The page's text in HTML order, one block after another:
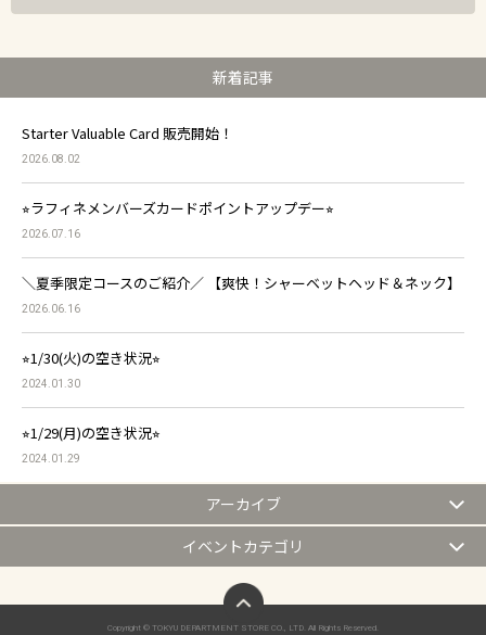
新着記事
Starter Valuable Card 販売開始！
2026.08.02
⭐︎ラフィネメンバーズカードポイントアップデー⭐︎
2026.07.16
＼夏季限定コースのご紹介／ 【爽快！シャーベットヘッド＆ネック】
2026.06.16
⭐︎1/30(火)の空き状況⭐︎
2024.01.30
⭐︎1/29(月)の空き状況⭐︎
2024.01.29
アーカイブ
イベントカテゴリ
Copyright © TOKYU DEPARTMENT STORE CO., LTD. All Rights Reserved.